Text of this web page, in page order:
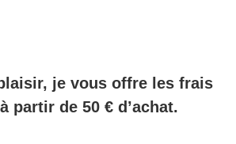
je vous offre les frais
partir de 50 € d’achat.